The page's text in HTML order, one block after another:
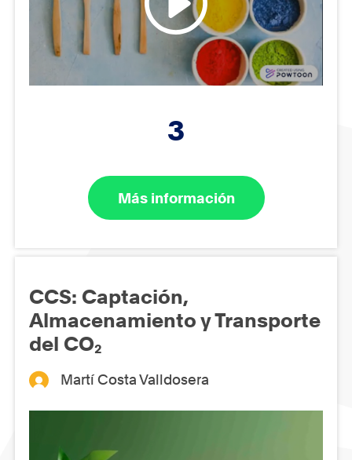
3
Más información
CCS: Captación,
Almacenamiento y Transporte
del CO₂
Martí Costa Valldosera